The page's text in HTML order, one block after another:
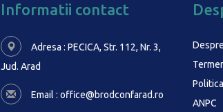
Informatii contact
Adresa : PECICA, Str. 112, Nr. 3,
Jud. Arad
Email : office@brodconfarad.ro
ANPC